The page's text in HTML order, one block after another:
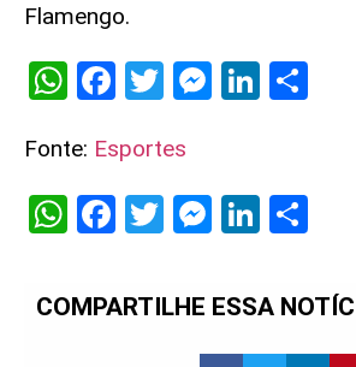
Flamengo.
WhatsApp
Facebook
Twitter
Fonte: Esportes
WhatsApp
Facebook
Twitter
COMPARTILHE ESSA